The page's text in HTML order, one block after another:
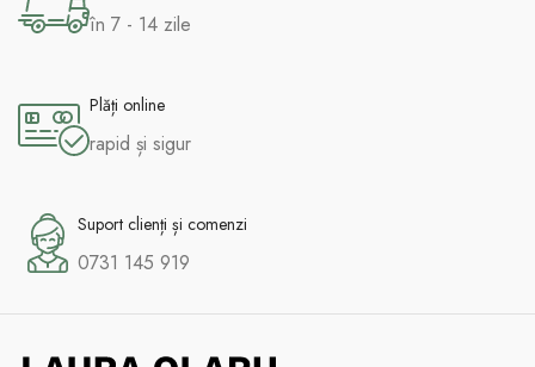
în 7 - 14 zile
Plăți online
rapid și sigur
Suport clienți și comenzi
0731 145 919